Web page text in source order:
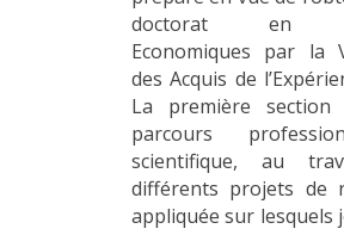
doctorat en
Economiques par la
des Acquis de
La première section
parcours
scientifique, au
différents projets de
appliquée sur lesquels